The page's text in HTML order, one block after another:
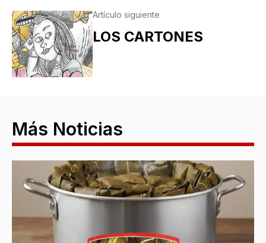
Artículo siguiente
LOS CARTONES
Más Noticias